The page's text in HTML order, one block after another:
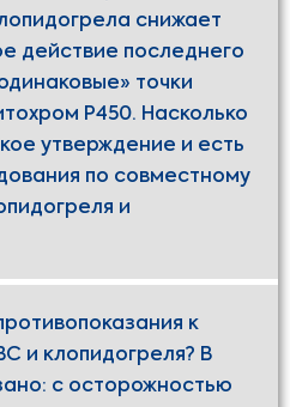
снижает
действие последнего
точки
Р450. Насколько
утверждение и есть
по совместному
и
к
и клопидогреля? В
с осторожностью